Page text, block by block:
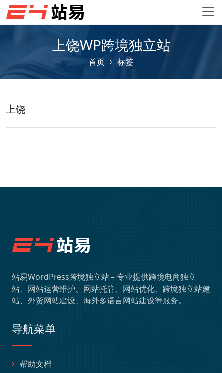
上饶WP跨境独立站
首页 标签
上饶
站易WordPress跨境独立站 – 专业提供跨境电商独立
站、网站运营维护、网站托管、网站优化、跨境独立站建
站、外贸网站建设、海外多语言网站建设等服务。
导航菜单
帮助文档